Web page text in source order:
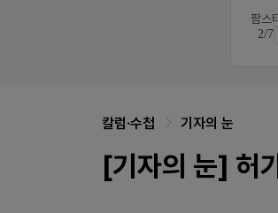
팜스
3/7
약국 마케팅 성공사례
칼럼·수첩 기자의 눈
[기자의 눈] 허